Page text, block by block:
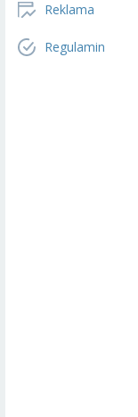
Reklama
Regulamin